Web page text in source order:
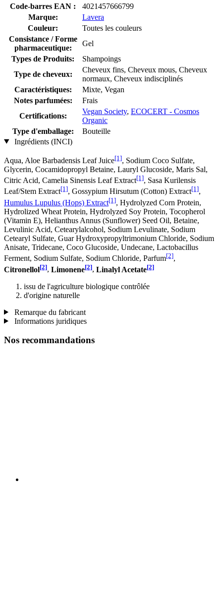
Code-barres EAN :
4021457666799
Marque:
Lavera
Couleur:
Toutes les couleurs
Consistance / Forme
pharmaceutique:
Gel
Types de Produits:
Shampoings
Type de cheveux:
Cheveux fins, Cheveux mous, Cheveux
normaux, Cheveux indisciplinés
Caractéristiques:
Mixte, Vegan
Notes parfumées:
Frais
Certifications:
Vegan Society, ECOCERT - Cosmos
Organic
Type d'emballage:
Bouteille
Ingrédients (INCI)
Aqua, Aloe Barbadensis Leaf Juice[1], Sodium Coco­ Sulfate,
Glycerin, Cocamidopropyl Betaine, Lauryl Glucoside, Maris Sal,
Citric Acid, Camelia Sinensis Leaf Extract[1], Sasa Kurilensis
Leaf/Stem Extract[1], Gossypium Hirsutum (Cotton) Extract[1],
Humulus Lupulus (Hops) Extract[1], Hydrolyzed Corn Protein,
Hydrolized Wheat Protein, Hydrolyzed Soy Protein, Tocopherol
(Vitamin E), Helianthus Annus (Sunflower) Seed Oil, Betaine,
Levulinic Acid, Cetearylalcohol, Sodium Levulinate, Sodium
Cetearyl Sulfate, Guar Hydroxypropyltrimonium Chloride, Sodium
Anisate, Tridecane, Coco Glucoside, Undecane, Lactobacillus
Ferment, Sodium Sulfate, Sodium Chloride, Parfum[2],
Citronellol[2], Limonene[2], Linalyl Acetate[2]
issu de l'agriculture biologique contrôlée
d'origine naturelle
Remarque du fabricant
Informations juridiques
Nos recommandations